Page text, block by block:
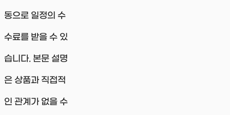
동으로 일정의 수
수료를 받을 수 있
습니다. 본문 설명
은 상품과 직접적
인 관계가 없을 수